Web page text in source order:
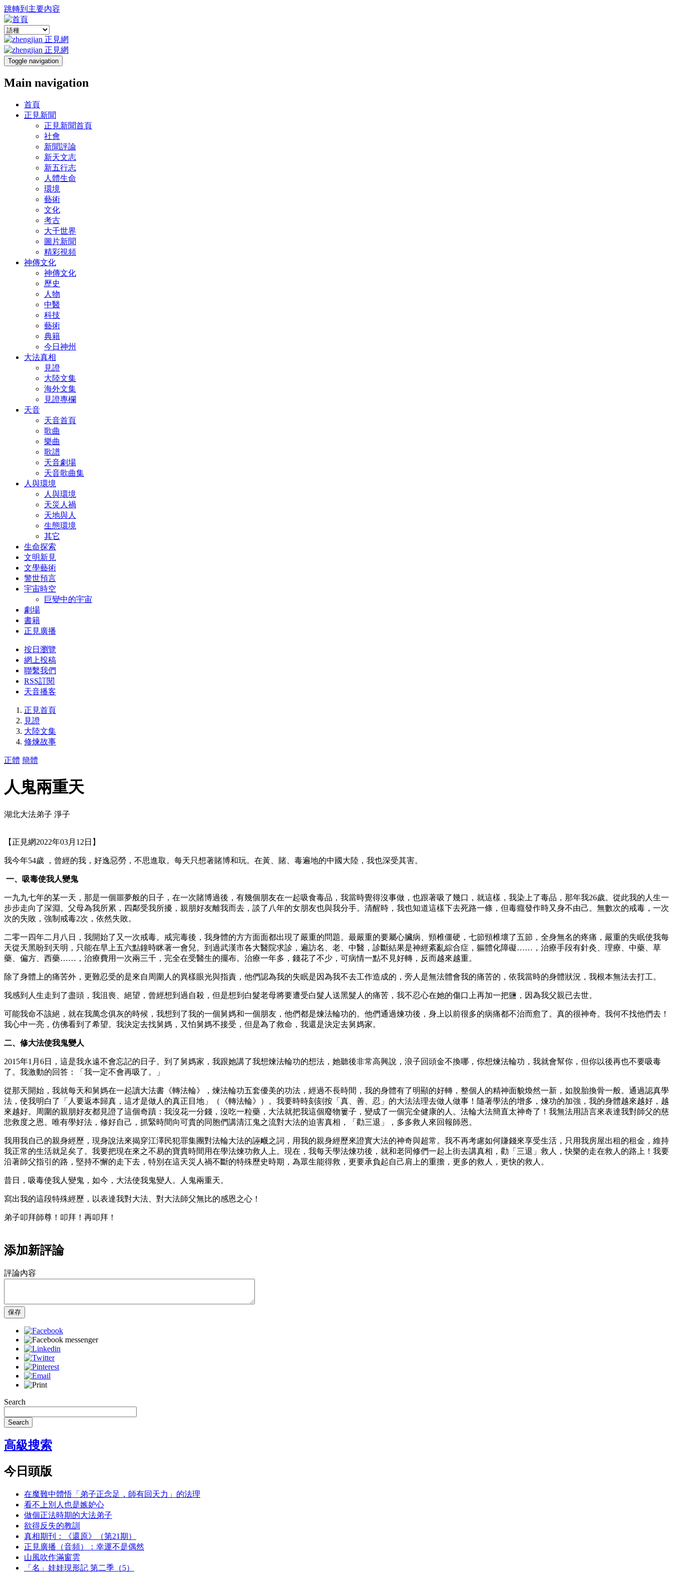
跳轉到主要內容
Toggle navigation
Main navigation
首頁
正見新聞
正見新聞首頁
社會
新聞評論
新天文志
新五行志
人體生命
環境
藝術
文化
考古
大千世界
圖片新聞
精彩視頻
神傳文化
神傳文化
歷史
人物
中醫
科技
藝術
典籍
今日神州
大法真相
見證
大陸文集
海外文集
見證專欄
天音
天音首頁
歌曲
樂曲
歌譜
天音劇場
天音歌曲集
人與環境
人與環境
天災人禍
天地與人
生態環境
其它
生命探索
文明新見
文學藝術
警世預言
宇宙時空
巨變中的宇宙
劇場
書籍
正見廣播
按日瀏覽
網上投稿
聯繫我們
RSS訂閱
天音播客
正見首頁
見證
大陸文集
修煉故事
正體 簡體
人鬼兩重天
湖北大法弟子 淨子
【正見網2022年03月12日】
我今年54歲 ，曾經的我，好逸惡勞，不思進取。每天只想著賭博和玩。在黃、賭、毒遍地的中國大陸，我也深受其害。
一、吸毒使我人變鬼
一九九七年的某一天，那是一個噩夢般的日子，在一次賭博過後，有幾個朋友在一起吸食毒品，我當時覺得沒事做，也跟著吸了幾口，就這樣，我染上了毒品，那年我26歲。從此我的人生一
步步走向了深淵。父母為我所累，四鄰受我所擾，親朋好友離我而去，談了八年的女朋友也與我分手。清醒時，我也知道這樣下去死路一條，但毒癮發作時又身不由己。無數次的戒毒，一次
次的失敗，強制戒毒2次，依然失敗。
二零一四年二月八日，我開始了又一次戒毒。戒完毒後，我身體的方方面面都出現了嚴重的問題。最嚴重的要屬心臟病、頸椎僵硬，七節頸椎壞了五節，全身無名的疼痛，嚴重的失眠使我每
天從天黑盼到天明，只能在早上五六點鐘時眯著一會兒。到過武漢市各大醫院求診，遍訪名、老、中醫，診斷結果是神經紊亂綜合症，軀體化障礙……，治療手段有針灸、理療、中藥、草
藥、偏方、西藥……，治療費用一次兩三千，完全在受醫生的擺布。治療一年多，錢花了不少，可病情一點不見好轉，反而越來越重。
除了身體上的痛苦外，更難忍受的是來自周圍人的異樣眼光與指責，他們認為我的失眠是因為我不去工作造成的，旁人是無法體會我的痛苦的，依我當時的身體狀況，我根本無法去打工。
我感到人生走到了盡頭，我沮喪、絕望，曾經想到過自殺，但是想到白髮老母將要遭受白髮人送黑髮人的痛苦，我不忍心在她的傷口上再加一把鹽，因為我父親已去世。
可能我命不該絕，就在我萬念俱灰的時候，我想到了我的一個舅媽和一個朋友，他們都是煉法輪功的。他們通過煉功後，身上以前很多的病痛都不治而愈了。真的很神奇。我何不找他們去！
我心中一亮，仿佛看到了希望。我決定去找舅媽，又怕舅媽不接受，但是為了救命，我還是決定去舅媽家。
二、修大法使我鬼變人
2015年1月6日，這是我永遠不會忘記的日子。到了舅媽家，我跟她講了我想煉法輪功的想法，她聽後非常高興說，浪子回頭金不換哪，你想煉法輪功，我就會幫你，但你以後再也不要吸毒
了。我激動的回答：「我一定不會再吸了。」
從那天開始，我就每天和舅媽在一起讀大法書《轉法輪》，煉法輪功五套優美的功法，經過不長時間，我的身體有了明顯的好轉，整個人的精神面貌煥然一新，如脫胎換骨一般。通過認真學
法，使我明白了「人要返本歸真，這才是做人的真正目地」（《轉法輪》）。我要時時刻刻按「真、善、忍」的大法法理去做人做事！隨著學法的增多，煉功的加強，我的身體越來越好，越
來越好。周圍的親朋好友都見證了這個奇蹟：我沒花一分錢，沒吃一粒藥，大法就把我這個廢物簍子，變成了一個完全健康的人。法輪大法簡直太神奇了！我無法用語言來表達我對師父的慈
悲救度之恩。唯有學好法，修好自己，抓緊時間向可貴的同胞們講清江鬼之流對大法的迫害真相，「勸三退」，多多救人來回報師恩。
我用我自己的親身經歷，現身說法來揭穿江澤民犯罪集團對法輪大法的誣衊之詞，用我的親身經歷來證實大法的神奇與超常。我不再考慮如何賺錢來享受生活，只用我房屋出租的租金，維持
我正常的生活就足矣了。我要把現在來之不易的寶貴時間用在學法煉功救人上。現在，我每天學法煉功後，就和老同修們一起上街去講真相，勸「三退」救人，快樂的走在救人的路上！我要
沿著師父指引的路，堅持不懈的走下去，特別在這天災人禍不斷的特殊歷史時期，為眾生能得救，更要承負起自己肩上的重擔，更多的救人，更快的救人。
昔日，吸毒使我人變鬼，如今，大法使我鬼變人。人鬼兩重天。
寫出我的這段特殊經歷，以表達我對大法、對大法師父無比的感恩之心！
弟子叩拜師尊！叩拜！再叩拜！
添加新評論
評論內容
保存
Search
Search
高級搜索
今日頭版
在魔難中體悟「弟子正念足，師有回天力」的法理
看不上別人也是嫉妒心
做個正法時期的大法弟子
欲得反失的教訓
真相期刊：《還原》（第21期）
正見廣播（音頻）：幸運不是偶然
山風吹作滿窗雲
「名」娃娃現形記 第二季（5）